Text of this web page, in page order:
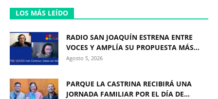
LOS MÁS LEÍDO
RADIO SAN JOAQUÍN ESTRENA ENTRE
VOCES Y AMPLÍA SU PROPUESTA MÁS...
Agosto 5, 2026
PARQUE LA CASTRINA RECIBIRÁ UNA
JORNADA FAMILIAR POR EL DÍA DE...